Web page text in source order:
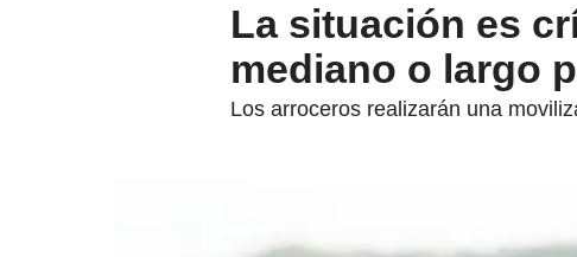
La situación es
mediano o largo
Los arroceros realizarán una